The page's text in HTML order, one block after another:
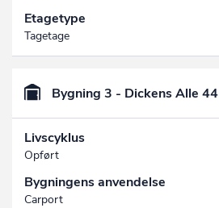
Etagetype
Tagetage
Bygning 3 - Dickens Alle 44
Livscyklus
Opført
Bygningens anvendelse
Carport